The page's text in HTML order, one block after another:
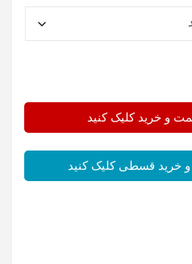
و خرید کلیک کنید
خرید قسطی کلیک کنید